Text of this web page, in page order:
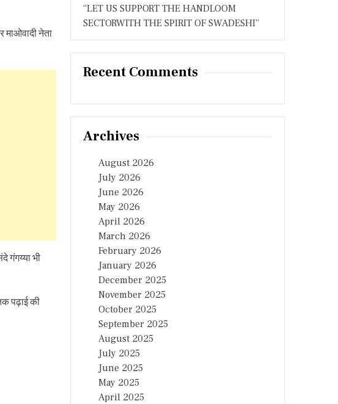
माओवादी नेता
गंगय्या भी
पढ़ाई की
“LET US SUPPORT THE HANDLOOM
SECTORWITH THE SPIRIT OF SWADESHI”
Recent Comments
Archives
August 2026
July 2026
June 2026
May 2026
April 2026
March 2026
February 2026
January 2026
December 2025
November 2025
October 2025
September 2025
August 2025
July 2025
June 2025
May 2025
April 2025